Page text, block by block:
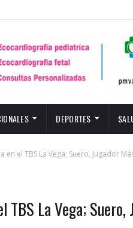
DEPORTES
el TBS La Vega; Suero, Jugador
La Vega; Suero,